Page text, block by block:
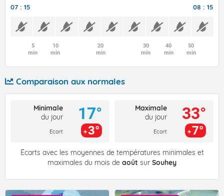
07 : 15 08 : 15
5
min
10
min
20
min
30
min
40
min
50
min
Comparaison aux normales
Minimale
du jour
Ecart
17°
3°
Maximale
du jour
Ecart
33°
7°
Écarts avec les moyennes de températures minimales et
maximales du mois de août sur Souhey